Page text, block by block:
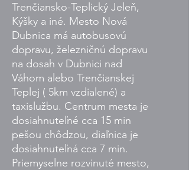
Trenčiansko-Teplický Jeleň,
Kýšky a iné. Mesto Nová
Dubnica má autobusovú
dopravu, železničnú dopravu
na dosah v Dubnici nad
Váhom alebo Trenčianskej
Teplej ( 5km vzdialené) a
taxislužbu. Centrum mesta je
dosiahnuteľné cca 15 min
pešou chôdzou, diaľnica je
dosiahnuteľná cca 7 min.
Priemyselne rozvinuté mesto,